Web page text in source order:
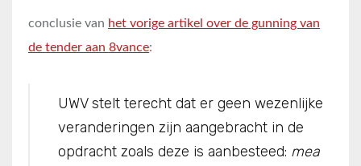
conclusie van het vorige artikel over de gunning van
de tender aan 8vance:
UWV stelt terecht dat er geen wezenlijke
veranderingen zijn aangebracht in de
opdracht zoals deze is aanbesteed: mea